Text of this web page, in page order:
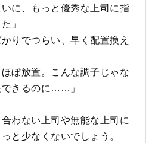
いに、もっと優秀な上司に指
」
りでつらい、早く配置換え
ほぼ放置。こんな調子じゃな
できるのに……」
わない上司や無能な上司に
と少なくないでしょう。